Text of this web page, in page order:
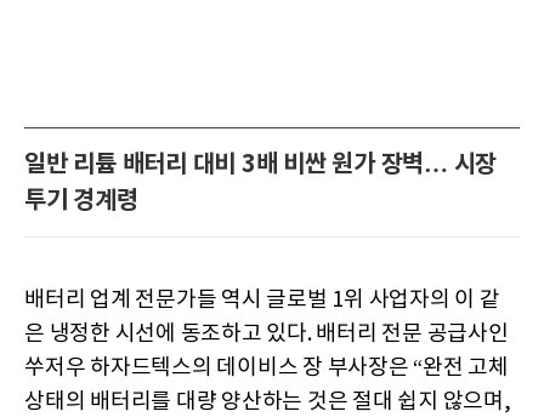
일반 리튬 배터리 대비 3배 비싼 원가 장벽… 시장
투기 경계령
배터리 업계 전문가들 역시 글로벌 1위 사업자의 이 같
은 냉정한 시선에 동조하고 있다. 배터리 전문 공급사인
쑤저우 하자드텍스의 데이비스 장 부사장은 “완전 고체
상태의 배터리를 대량 양산하는 것은 절대 쉽지 않으며,